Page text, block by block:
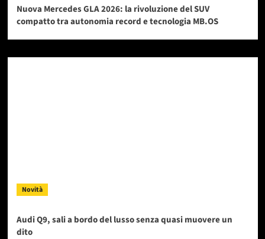
Nuova Mercedes GLA 2026: la rivoluzione del SUV
compatto tra autonomia record e tecnologia MB.OS
Novità
Audi Q9, sali a bordo del lusso senza quasi muovere un
dito